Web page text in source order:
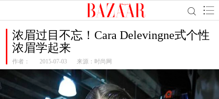
浓眉过目不忘！Cara Delevingne式个性
浓眉学起来
作者： 2015-07-03 来源：时尚网